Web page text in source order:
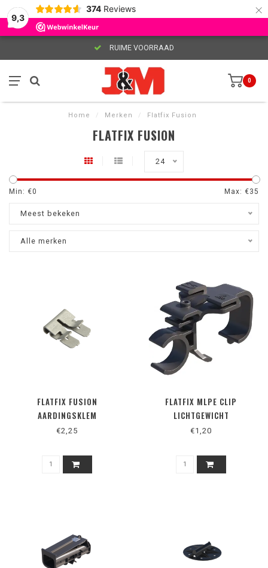
9,3
374 Reviews ×
RUIME VOORRAAD
0
Home / Merken / Flatfix Fusion
FLATFIX FUSION
24
Min: €0 Max: €35
Meest bekeken
Alle merken
FLATFIX FUSION
AARDINGSKLEM
€2,25
FLATFIX MLPE CLIP
LICHTGEWICHT
€1,20